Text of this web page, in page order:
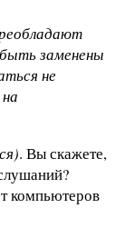
заменены
не
. Вы скажете,
компьютеров